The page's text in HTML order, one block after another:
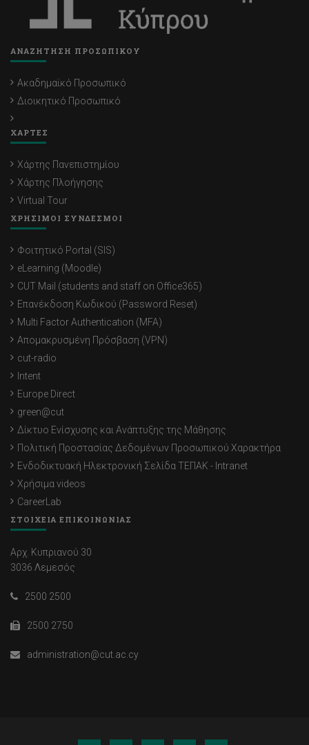
ΑΝΑΖΗΤΗΣΗ ΠΡΟΣΩΠΙΚΟΥ
Ακαδημαϊκό Προσωπικό
Διοικητικό Προσωπικό
ΧΑΡΤΕΣ
Χάρτης Πανεπιστημίου
Χάρτης Πλοήγησης
Virtual Tour
ΧΡΗΣΙΜΟΙ ΣΥΝΔΕΣΜΟΙ
Φοιτητικό Portal (SIS)
eLearning (Moodle)
CUT Mail (students and staff on Office365)
Επανέκδοση Κωδικού (Password Reset)
Multi Factor Authentication (MFA)
Απομακρυσμένη Πρόσβαση (VPN)
cut-radio
Intent
Europe Direct
green@cut
Δίκτυο Ενίσχυσης και Ανάπτυξης της Μάθησης
Πολιτική Προστασίας Δεδομένων Προσωπικού Χαρακτήρα
Ενδοδικτυακή Ηλεκτρονική Σελίδα ΤΕΠΑΚ - Intranet
Χρήσιμα videos
CareerLab
ΣΤΟΙΧΕΙΑ ΕΠΙΚΟΙΝΩΝΙΑΣ
Αρχ. Κυπριανού 30
3036 Λεμεσός
2500 2500
2500 2750
administration@cut.ac.cy